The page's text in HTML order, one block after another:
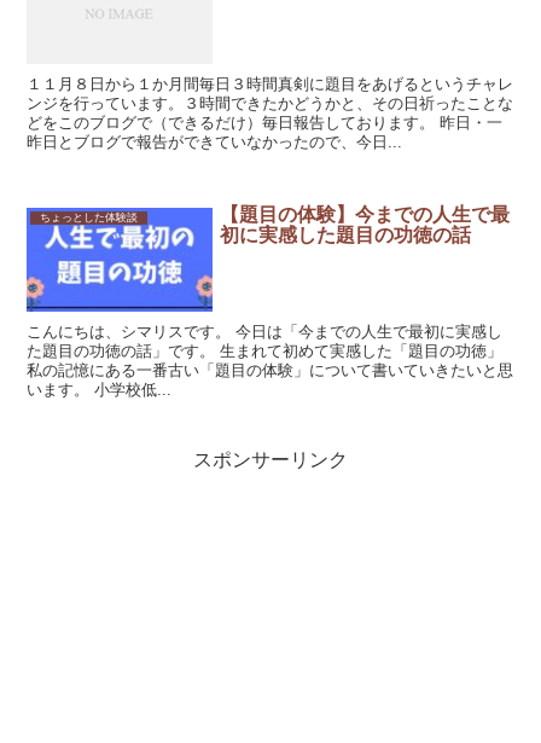
１１月８日から１か月間毎日３時間真剣に題目をあげるというチャレ
ンジを行っています。３時間できたかどうかと、その日祈ったことな
どをこのブログで（できるだけ）毎日報告しております。 昨日・一
昨日とブログで報告ができていなかったので、今日...
ちょっとした体験談
【題目の体験】今までの人生で最
初に実感した題目の功徳の話
こんにちは、シマリスです。 今日は「今までの人生で最初に実感し
た題目の功徳の話」です。 生まれて初めて実感した「題目の功徳」
私の記憶にある一番古い「題目の体験」について書いていきたいと思
います。 小学校低...
スポンサーリンク